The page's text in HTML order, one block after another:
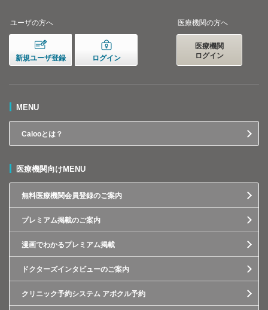
ユーザの方へ
新規ユーザ登録 ログイン
医療機関の方へ
医療機関
ログイン
MENU
Calooとは？
医療機関向けMENU
無料医療機関会員登録のご案内
プレミアム掲載のご案内
漫画でわかるプレミアム掲載
ドクターズインタビューのご案内
クリニック予約システム アポクル予約